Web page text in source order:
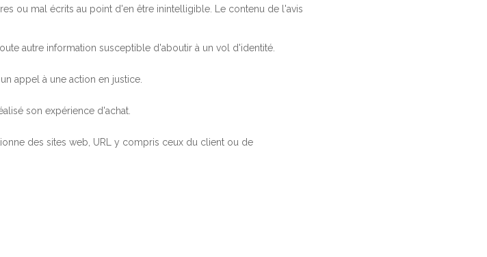
ou mal écrits au point d'en être inintelligible. Le contenu de l'avis
autre information susceptible d'aboutir à un vol d'identité.
appel à une action en justice.
son expérience d'achat.
des sites web, URL y compris ceux du client ou de